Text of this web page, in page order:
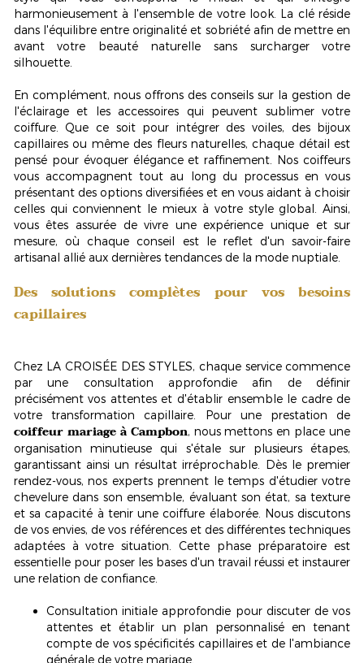
harmonieusement à l'ensemble de votre look. La clé réside
dans l'équilibre entre originalité et sobriété afin de mettre en
avant votre beauté naturelle sans surcharger votre
silhouette.
En complément, nous offrons des conseils sur la gestion de
l'éclairage et les accessoires qui peuvent sublimer votre
coiffure. Que ce soit pour intégrer des voiles, des bijoux
capillaires ou même des fleurs naturelles, chaque détail est
pensé pour évoquer élégance et raffinement. Nos coiffeurs
vous accompagnent tout au long du processus en vous
présentant des options diversifiées et en vous aidant à choisir
celles qui conviennent le mieux à votre style global. Ainsi,
vous êtes assurée de vivre une expérience unique et sur
mesure, où chaque conseil est le reflet d'un savoir-faire
artisanal allié aux dernières tendances de la mode nuptiale.
Des solutions complètes pour vos besoins
capillaires
Chez LA CROISÉE DES STYLES, chaque service commence
par une consultation approfondie afin de définir
précisément vos attentes et d'établir ensemble le cadre de
votre transformation capillaire. Pour une prestation de
coiffeur mariage à Campbon, nous mettons en place une
organisation minutieuse qui s'étale sur plusieurs étapes,
garantissant ainsi un résultat irréprochable. Dès le premier
rendez-vous, nos experts prennent le temps d'étudier votre
chevelure dans son ensemble, évaluant son état, sa texture
et sa capacité à tenir une coiffure élaborée. Nous discutons
de vos envies, de vos références et des différentes techniques
adaptées à votre situation. Cette phase préparatoire est
essentielle pour poser les bases d'un travail réussi et instaurer
une relation de confiance.
Consultation initiale approfondie pour discuter de vos
attentes et établir un plan personnalisé en tenant
compte de vos spécificités capillaires et de l'ambiance
générale de votre mariage.